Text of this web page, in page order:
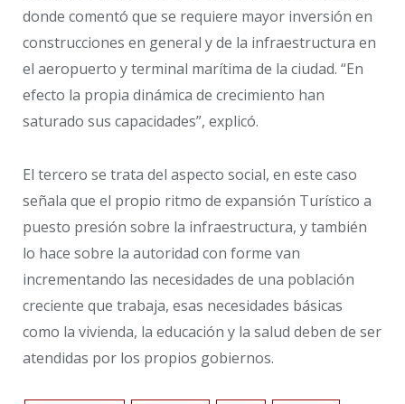
donde comentó que se requiere mayor inversión en
construcciones en general y de la infraestructura en
el aeropuerto y terminal marítima de la ciudad. “En
efecto la propia dinámica de crecimiento han
saturado sus capacidades”, explicó.
El tercero se trata del aspecto social, en este caso
señala que el propio ritmo de expansión Turístico a
puesto presión sobre la infraestructura, y también
lo hace sobre la autoridad con forme van
incrementando las necesidades de una población
creciente que trabaja, esas necesidades básicas
como la vivienda, la educación y la salud deben de ser
atendidas por los propios gobiernos.